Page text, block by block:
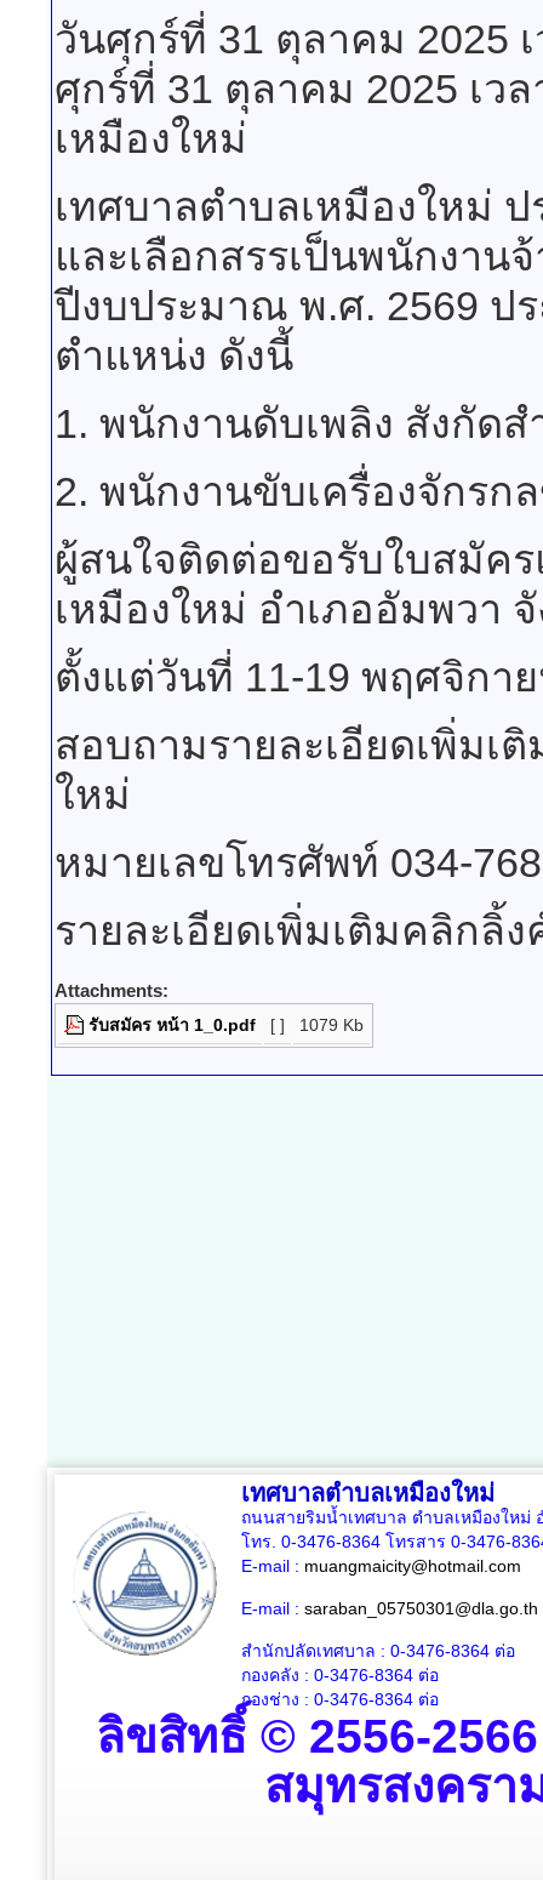
วันศุกร์ที่ 31 ตุลาคม 2025
ศุกร์ที่ 31 ตุลาคม 2025 เว
เหมืองใหม่
เทศบาลตำบลเหมืองใหม่
และเลือกสรรเป็นพนักงาน
ปีงบประมาณ พ.ศ. 2569 ป
ตำแหน่ง ดังนี้
1. พนักงานดับเพลิง สังกัด
2. พนักงานขับเครื่องจักรก
ผู้สนใจติดต่อขอรับใบสมัค
เหมืองใหม่ อำเภออัมพวา
ตั้งแต่วันที่ 11-19 พฤศจิกา
สอบถามรายละเอียดเพิ่มเ
ใหม่
หมายเลขโทรศัพท์ 034-
รายละเอียดเพิ่มเติมคลิกลิ้
Attachments:
รับสมัคร หน้า 1_0.pdf [ ] 1079 Kb
เทศบาลตำบลเหมืองใหม่
ถนนสายริมน้ำเทศบาล ตำบลเหมืองใหม่
โทร. 0-3476-8364 โทรสาร 0-3476-
E-mail : muangmaicity@hotmail.com
E-mail : saraban_05750301@dla.go.th
สำนักปลัดเทศบาล : 0-3476-8364 ต่อ
กองคลัง : 0-3476-8364 ต่อ
กองช่าง : 0-3476-8364 ต่อ
ลิขสิทธิ์ © 2556-
สมุทรสงครา